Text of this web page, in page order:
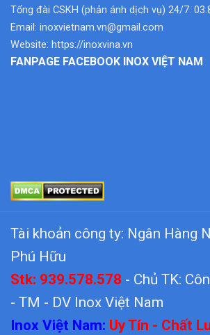
Tổng đài CSKH (phản ánh dịch vụ) 24/7:
Email: inoxvietnam.vn@gmail.com
Website: https://inoxvina.vn
FANPAGE FACEBOOK INOX VIỆT NAM
Tài khoản công ty: Ngân Hàng
Phú Hữu
Stk: 939.578.578 - Chủ TK:
- TM - DV Inox Việt Nam
Inox Việt Nam: Uy Tín - Chất